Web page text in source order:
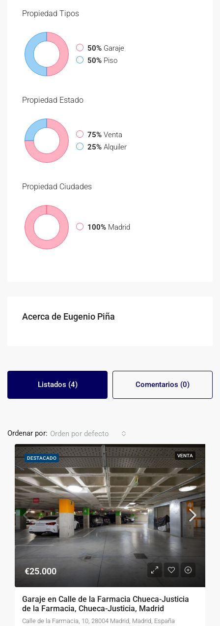
Propiedad Tipos
50% Garaje
50% Piso
Propiedad Estado
75% Venta
25% Alquiler
Propiedad Ciudades
100% Madrid
Acerca de Eugenio Piña
Listados (4) Comentarios (0)
Ordenar por: Orden por defecto
DESTACADO VENTA
€25.000
Garaje en Calle de la Farmacia Chueca-Justicia
de la Farmacia, Chueca-Justicia, Madrid
Calle de la Farmacia, 10, 28004 Madrid, Madrid, España